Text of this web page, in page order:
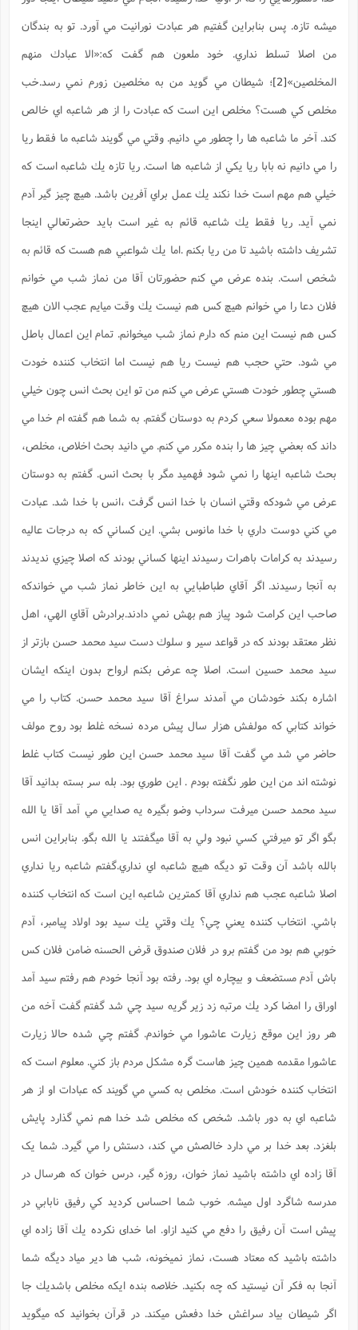
ميشه تازه. پس بنابراين گفتيم هر عبادت نورانيت مي آورد. تو به بندگان
من اصلا تسلط نداري. خود ملعون هم گفت كه:«الا عبادك منهم
المخلصين»[2]
؛ شيطان مي گويد من به مخلصين زورم نمي رسد.خب
مخلص كي هست؟ مخلص اين است كه عبادت را از هر شاعبه اي خالص
كند. آخر ما شاعبه ها را چطور مي دانيم. وقتي مي گويند شاعبه ما فقط ريا
را مي دانيم نه بابا ريا يكي از شاعبه ها است. ريا تازه يك شاعبه است كه
خيلي هم مهم است خدا نكند يك عمل براي آفرين باشد. هيچ چيز گير آدم
نمي آيد. ريا فقط يك شاعبه قائم به غير است بايد حضرتعالي اينجا
تشريف داشته باشيد تا من ريا بكنم .اما يك شواعبي هم هست كه قائم به
شخص است. بنده عرض مي كنم حضورتان آقا من نماز شب مي خوانم
فلان دعا را مي خوانم هيچ كس هم نيست يك وقت ميایم عجب الان هيچ
كس هم نيست اين منم كه دارم نماز شب ميخوانم. تمام اين اعمال باطل
مي شود. حتي حجب هم نيست ريا هم نيست اما انتخاب كننده خودت
هستي چطور خودت هستي عرض مي كنم من تو اين بحث انس چون خيلي
مهم بوده معمولا سعي كردم به دوستان گفتم. به شما هم گفته ام خدا مي
داند كه بعضي چيز ها را بنده مكرر مي كنم. مي دانيد بحث اخلاص، مخلص،
بحث شاعبه اينها را نمي شود فهميد مگر با بحث انس. گفتم به دوستان
عرض مي شودكه وقتي انسان با خدا انس گرفت ،انس با خدا شد. عبادت
مي كني دوست داري با خدا مانوس بشي. اين كساني كه به درجات عاليه
رسيدند به كرامات باهرات رسيدند اينها كساني بودند كه اصلا چيزي نديدند
به آنجا رسيدند. اگر آقاي طباطبايي به اين خاطر نماز شب مي خواندكه
صاحب اين كرامت شود پياز هم بهش نمي دادند.برادرش آقاي الهي، اهل
نظر معتقد بودند كه در قواعد سير و سلوك دست سيد محمد حسن بازتر از
سيد محمد حسين است. اصلا چه عرض بكنم ارواح بدون اينكه ايشان
اشاره بكند خودشان مي آمدند سراغ آقا سيد محمد حسن. كتاب را مي
خواند كتابي كه مولفش هزار سال پيش مرده نسخه غلط بود روح مولف
حاضر مي شد مي گفت آقا سيد محمد حسن اين طور نيست كتاب غلط
نوشته اند من اين طور نگفته بودم . اين طوري بود. بله سر بسته بدانيد آقا
سيد محمد حسن ميرفت سرداب وضو بگيره يه صدايي مي آمد آقا يا الله
بگو اگر تو ميرفتي كسي نبود ولي به آقا ميگفتند يا الله بگو. بنابراين انس
بالله باشد آن وقت تو ديگه هيچ شاعبه اي نداري.گفتم شاعبه ريا نداري
اصلا شاعبه عجب هم نداري آقا كمترين شاعبه اين است كه انتخاب كننده
باشي. انتخاب كننده يعني چي؟ يك وقتي يك سيد بود اولاد پيامبر، آدم
خوبي هم بود من گفتم برو در فلان صندوق قرض الحسنه ضامن فلان كس
باش آدم مستضعف و بيچاره اي بود. رفته بود آنجا خودم هم رفتم سيد آمد
اوراق را امضا كرد يك مرتبه زد زير گريه سيد چي شد گفتم گفت آخه من
هر روز اين موقع زيارت عاشورا مي خواندم. گفتم چي شده حالا زيارت
عاشورا مقدمه همين چيز هاست گره مشكل مردم باز كني. معلوم است كه
انتخاب كننده خودش است. مخلص به كسي مي گویند كه عبادات او از هر
شاعبه اي به دور باشد. شخص كه مخلص شد خدا هم نمي گذارد پایش
بلغزد. بعد خدا بر مي دارد خالصش مي كند، دستش را مي گيرد. شما يک
آقا زاده اي داشته باشيد نماز خوان، روزه گير، درس خوان كه هرسال در
مدرسه شاگرد اول ميشه. خوب شما احساس كرديد كي رفيق نابابي در
پيش است آن رفيق را دفع مي كنيد ازاو. اما خدای نكرده يك آقا زاده اي
داشته باشيد كه معتاد هست، نماز نمیخونه، شب ها دير مياد ديگه شما
آنجا به فكر آن نيستيد كه چه بكنيد. خلاصه بنده ايكه مخلص باشديك جا
اگر شيطان بياد سراغش خدا دفعش ميكند. در قرآن بخوانيد كه ميگويد